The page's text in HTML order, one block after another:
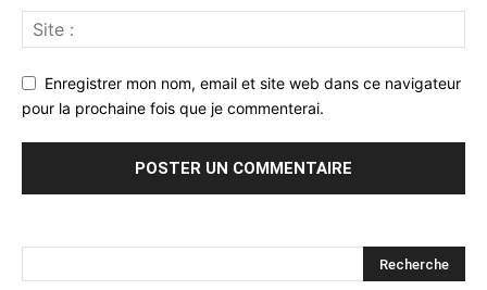
Enregistrer mon nom, email et site web dans ce navigateur
pour la prochaine fois que je commenterai.